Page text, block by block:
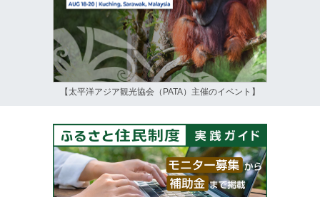
【太平洋アジア観光協会（PATA）主催のイベント】